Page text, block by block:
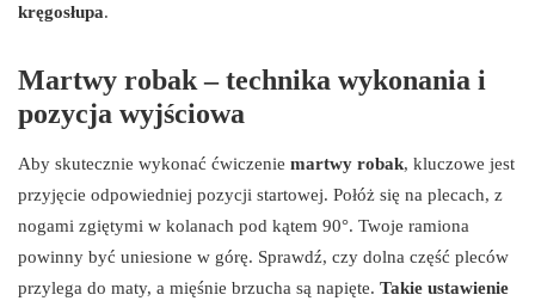
kręgosłupa.
Martwy robak – technika wykonania i
pozycja wyjściowa
Aby skutecznie wykonać ćwiczenie martwy robak, kluczowe jest
przyjęcie odpowiedniej pozycji startowej. Połóż się na plecach, z
nogami zgiętymi w kolanach pod kątem 90°. Twoje ramiona
powinny być uniesione w górę. Sprawdź, czy dolna część pleców
przylega do maty, a mięśnie brzucha są napięte. Takie ustawienie